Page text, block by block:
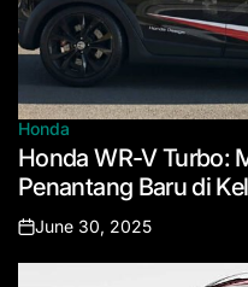
Posted
in
Honda
Honda WR-V Turbo:
Penantang Baru di
Posted
on
June 30, 2025